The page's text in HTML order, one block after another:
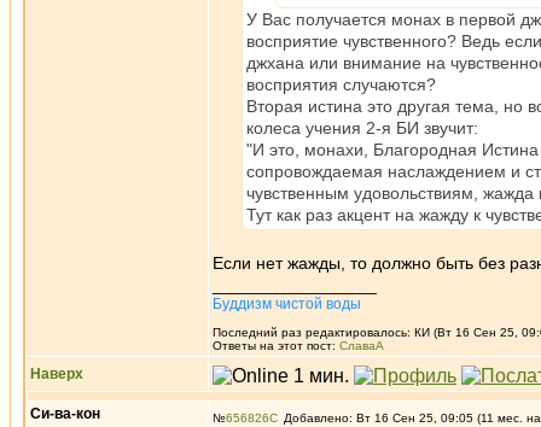
У Вас получается монах в первой
воcприятие чувственного? Ведь
джхана или внимание на
восприятия случаются?
Вторая истина это другая тема, но
колеса учения 2-я БИ звучит:
"И это, монахи, Благородная
сопровождаемая наслаждением и
чувственным удовольствиям,
Тут как раз акцент на жажду к
Если нет жажды, то должно быть без
Буддизм чистой воды
Последний раз редактировалось: КИ (Вт 16 Сен 25,
Ответы на этот пост: СлаваА
Наверх
Си-ва-кон №656826 Добавлено: Вт 16 Сен 25, 09:05 (11 мес.